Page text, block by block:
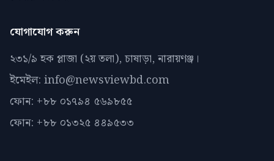
যোগাযোগ করুন
২৩১/৯ হক প্লাজা (২য় তলা), চাষাড়া, নারায়ণঞ্জ।
ইমেইল: info@newsviewbd.com
ফোন: +৮৮ ০১৭৯৪ ৫৬৯৮৫৫
ফোন: +৮৮ ০১৩২৫ ৪৪৯৫৩৩